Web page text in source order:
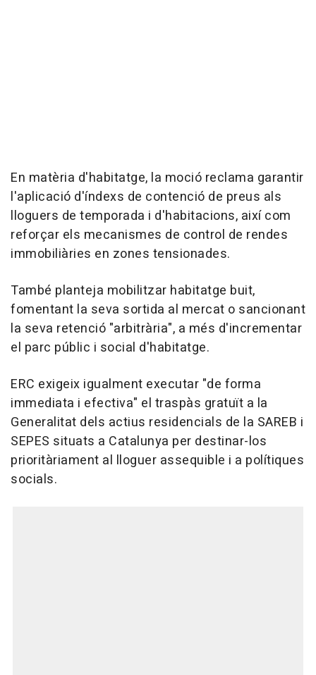
En matèria d'habitatge, la moció reclama garantir
l'aplicació d'índexs de contenció de preus als
lloguers de temporada i d'habitacions, així com
reforçar els mecanismes de control de rendes
immobiliàries en zones tensionades.
També planteja mobilitzar habitatge buit,
fomentant la seva sortida al mercat o sancionant
la seva retenció "arbitrària", a més d'incrementar
el parc públic i social d'habitatge.
ERC exigeix igualment executar "de forma
immediata i efectiva" el traspàs gratuït a la
Generalitat dels actius residencials de la SAREB i
SEPES situats a Catalunya per destinar-los
prioritàriament al lloguer assequible i a polítiques
socials.